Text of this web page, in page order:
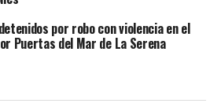
por robo con violencia en el
Puertas del Mar de La Serena